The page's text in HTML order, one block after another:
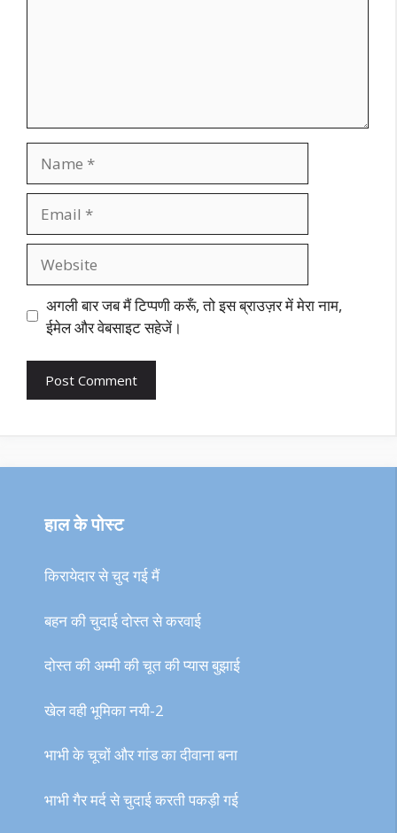
अगली बार जब मैं टिप्पणी करूँ, तो इस ब्राउज़र में मेरा नाम,
ईमेल और वेबसाइट सहेजें।
हाल के पोस्ट
किरायेदार से चुद गई मैं
बहन की चुदाई दोस्त से करवाई
दोस्त की अम्मी की चूत की प्यास बुझाई
खेल वही भूमिका नयी-2
भाभी के चूचों और गांड का दीवाना बना
भाभी गैर मर्द से चुदाई करती पकड़ी गई